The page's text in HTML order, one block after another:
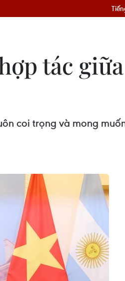
tác
coi trọng và mong